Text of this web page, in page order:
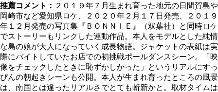
推薦コメント： ２０１９年７月生まれ育った地元の日間賀島や
岡崎市など愛知県ロケ、２０２０年２月１７日発売、２０１９
年１２月発売の写真集『ＢＯＮＮＩＥ』（双葉社）と同時ロケ
でストーリーもリンクした連動作品。本人をモデルとした純情
な島の娘が大人になっていく成長物語。ジャケットの表紙は実
際にバイトしていたお店での初挑戦ポールダンスシーン。「映
像をチェックしたときに恥ずかしかった」というリアルにすっ
ぴんの朝起きシーンも公開。本人が生まれ育ったところの風景
は、南国とは違ったリアルさでとても斬新かと。取材タイムは